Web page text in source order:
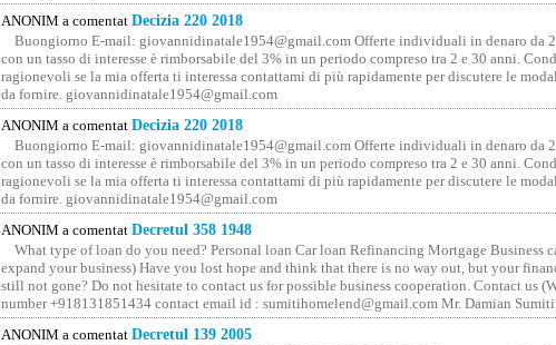
ANONIM a comentat Decizia 220 2018
Buongiorno E-mail: giovannidinatale1954@­gmail.­com Offerte individuali in denaro da
con un tasso di interesse è rimborsabile del 3% in un periodo compreso tra 2 e 30 anni.
ragionevoli se la mia offerta ti interessa contattami di più rapidamente per discutere le
da fornire. giovannidinatale1954@­gmail.­com
ANONIM a comentat Decizia 220 2018
Buongiorno E-mail: giovannidinatale1954@­gmail.­com Offerte individuali in denaro da
con un tasso di interesse è rimborsabile del 3% in un periodo compreso tra 2 e 30 anni.
ragionevoli se la mia offerta ti interessa contattami di più rapidamente per discutere le
da fornire. giovannidinatale1954@­gmail.­com
ANONIM a comentat Decretul 358 1948
What type of loan do you need? Personal loan Car loan Refinancing Mortgage Business
expand your business) Have you lost hope and think that there is no way out, but your
still not gone? Do not hesitate to contact us for possible business cooperation. Contact us
number +918131851434 contact email id : sumitihomelend@gmail.com Mr. Damian Sumiti
ANONIM a comentat Decretul 139 2005